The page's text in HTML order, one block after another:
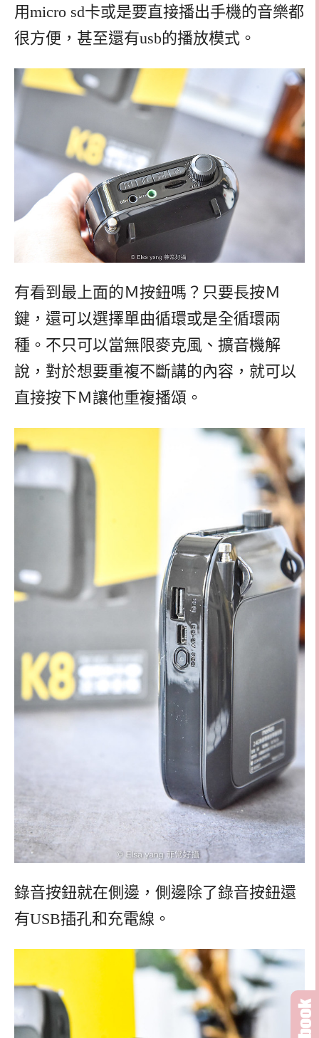
用micro sd卡或是要直接播出手機的音樂都
很方便，甚至還有usb的播放模式。
有看到最上面的Ｍ按鈕嗎？只要長按Ｍ
鍵，還可以選擇單曲循環或是全循環兩
種。不只可以當無限麥克風、擴音機解
說，對於想要重複不斷講的內容，就可以
直接按下Ｍ讓他重複播頌。
錄音按鈕就在側邊，側邊除了錄音按鈕還
有USB插孔和充電線。